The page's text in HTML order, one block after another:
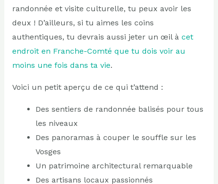
randonnée et visite culturelle, tu peux avoir les
deux ! D’ailleurs, si tu aimes les coins
authentiques, tu devrais aussi jeter un œil à cet
endroit en Franche-Comté que tu dois voir au
moins une fois dans ta vie.
Voici un petit aperçu de ce qui t’attend :
Des sentiers de randonnée balisés pour tous
les niveaux
Des panoramas à couper le souffle sur les
Vosges
Un patrimoine architectural remarquable
Des artisans locaux passionnés